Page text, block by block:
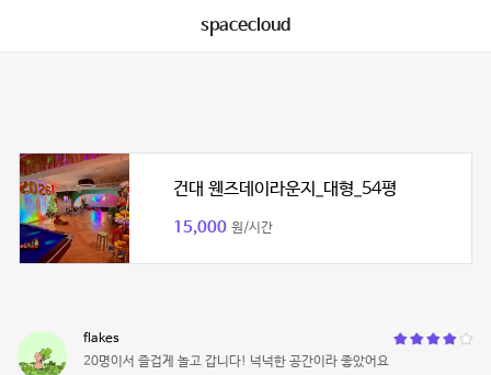
spacecloud
건대 웬즈데이라운지_대형_54평
15,000 원/시간
flakes
20명이서 즐겁게 놀고 갑니다! 넉넉한 공간이라 좋았어요